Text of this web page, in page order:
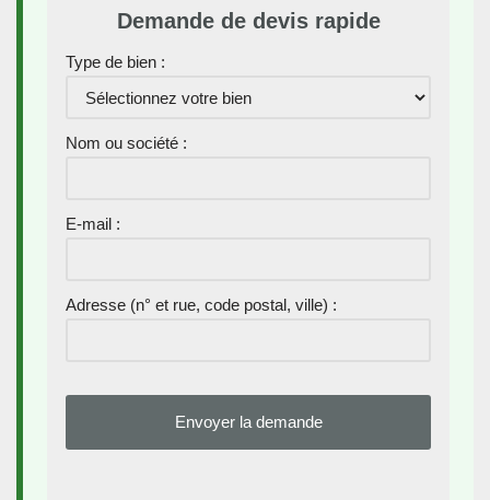
Demande de devis rapide
Type de bien :
Nom ou société :
E-mail :
Adresse (n° et rue, code postal, ville) :